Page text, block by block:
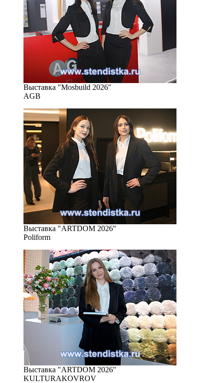
Выставка "Mosbuild 2026"
AGB
Выставка "ARTDOM 2026"
Poliform
Выставка "ARTDOM 2026"
KULTURAKOVROV